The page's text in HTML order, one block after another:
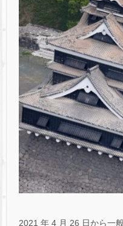
2021 年 4 月 26 日から一